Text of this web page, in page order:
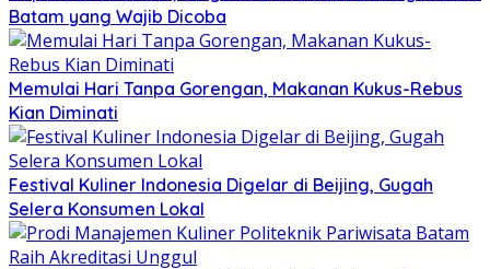
Batam yang Wajib Dicoba
Memulai Hari Tanpa Gorengan, Makanan Kukus-Rebus
Kian Diminati
Festival Kuliner Indonesia Digelar di Beijing, Gugah
Selera Konsumen Lokal